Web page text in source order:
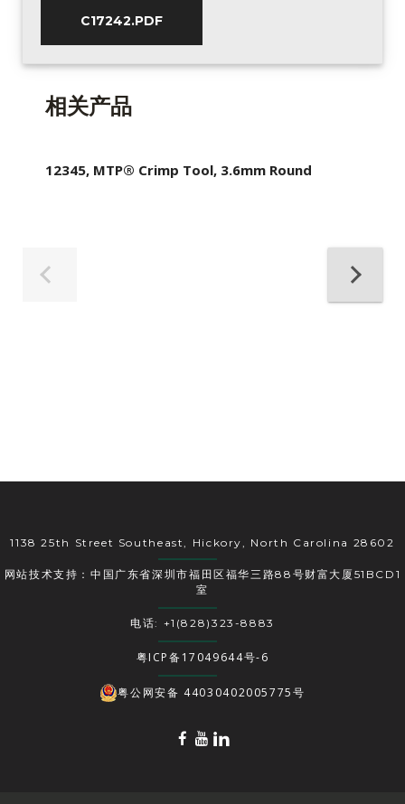
C17242.PDF
相关产品
12345, MTP® Crimp Tool, 3.6mm Round
1138 25th Street Southeast, Hickory, North Carolina 28602
网站技术支持：中国广东省深圳市福田区福华三路88号财富大厦51BCD1
室
电话: +1(828)323-8883
粤ICP备17049644号-6
粤公网安备 44030402005775号